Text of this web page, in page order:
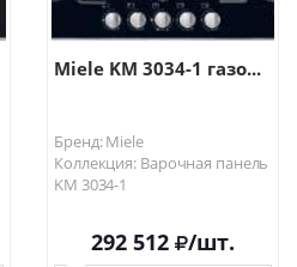
Miele KM 3034-1 газо...
Бренд: Miele
Коллекция: Варочная панель
KM 3034-1
292 512 /шт.